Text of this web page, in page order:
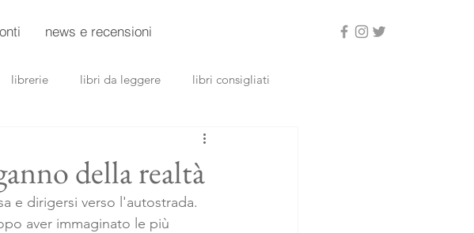
news e recensioni
librerie libri da leggere libri consigliati
della realtà
e dirigersi verso l'autostrada.
aver immaginato le più